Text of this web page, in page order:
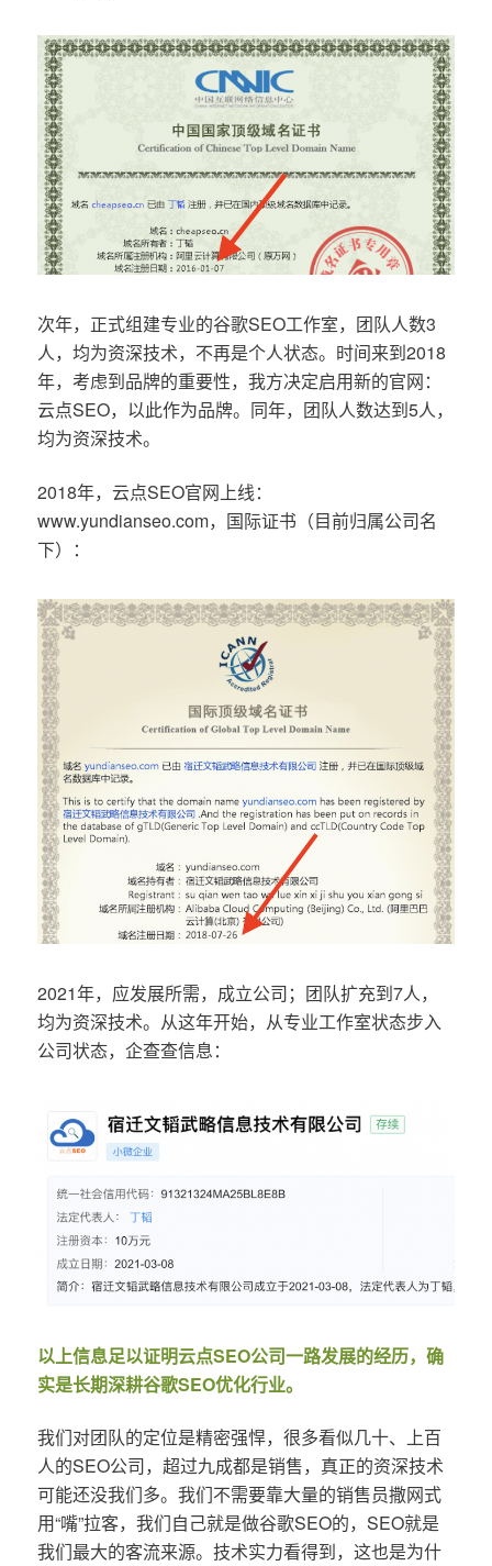
次年，正式组建专业的谷歌SEO工作室，团队人数3
人，均为资深技术，不再是个人状态。时间来到2018
年，考虑到品牌的重要性，我方决定启用新的官网：
云点SEO，以此作为品牌。同年，团队人数达到5人，
均为资深技术。
2018年，云点SEO官网上线：
www.yundianseo.com，国际证书（目前归属公司名
下）：
2021年，应发展所需，成立公司；团队扩充到7人，
均为资深技术。从这年开始，从专业工作室状态步入
公司状态，企查查信息：
以上信息足以证明云点SEO公司一路发展的经历，确
实是长期深耕谷歌SEO优化行业。
我们对团队的定位是精密强悍，很多看似几十、上百
人的SEO公司，超过九成都是销售，真正的资深技术
可能还没我们多。我们不需要靠大量的销售员撒网式
用“嘴”拉客，我们自己就是做谷歌SEO的，SEO就是
我们最大的客流来源。技术实力看得到，这也是为什